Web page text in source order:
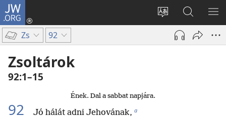
JW.ORG
Oldal
nyelvének
megváltoztatása
Bejelentkezés
(opens
window)
Keresés
a jw.org
honlapon
Zs 92
Zsoltárok
92:1–15
Ének. Dal a sabbat napjára.
92 Jó hálát adni Jehovának, a